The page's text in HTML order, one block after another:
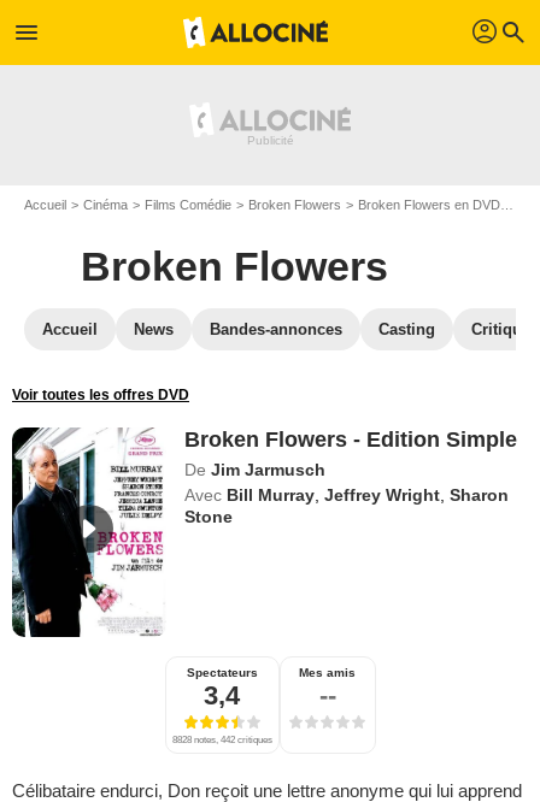
menu profil search
Accueil Cinéma Films Comédie Broken Flowers Broken Flowers en DVD
Broken Flowers
Accueil News Bandes-annonces Casting
Voir toutes les offres DVD
Broken Flowers - Edition Simple
De Jim Jarmusch
Avec Bill Murray ,Jeffrey Wright ,Sharon
Stone
Spectateurs
3,4
8828 notes, 442 critiques
Mes amis
--
Célibataire endurci, Don reçoit une lettre anonyme qui lui apprend